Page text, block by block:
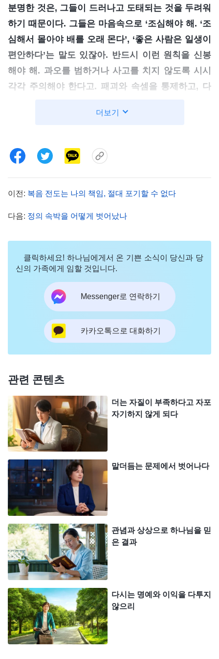
분명한 것은, 그들이 드러나고 도태되는 것을 두려워
하기 때문이다. 그들은 마음속으로 ‘조심해야 해. ‘조
심해서 몰아야 배를 오래 몬다’, ‘좋은 사람은 일생이
편안하다’는 말도 있잖아. 반드시 이런 원칙을 신봉
해야 해. 과오를 범하거나 사고를 치지 않도록 시시
각각 주의해야 한다고. 패괴와 속셈을 통제하고, 다
지 버티기만 하면 복을 받고 재난을 피할 수 있을 거
각한다. 그는 마음속으로 늘 이렇게 스스로를 채찍질
하고 고무시키고 힘을 북돋운다. 그들은 일을 그르치
면 훗날 복받을 확률이 크게 떨어질 거라고 생각한
다. 이것이 그들 마음속 깊은 곳의 계산이고 생각 아
니겠느냐? 적그리스도의 이런 생각과 계산이 옳은지
책망 훈계 앞에서 마음속으로 가장 걱정하는 것은 무
엇이겠느냐?(앞날과 운명을 가장 걱정할 것입니다.)
그는 책망 훈계와 앞날, 운명을 연관시키는데, 이는
그의 사악한 본성과 관계가 있다.
(＜말씀ㆍ4권 적
그리스도를 폭로하다ㆍ제9조(8)＞ 중에서)
이 말씀은 바
로 내 내적 상태를 얘기하고 있었다. 다른 사람이 책
망과 훈계를 받을 때 나는 그것이 하나님에게서 비롯
된 것으로 받아들이지 않았다. 왜 책망과 훈계가 임
사람의 실패로부터 교훈을 얻을지, 앞으로 어떻게 그
런 오류를 피하고 원칙대로 일을 처리해야 하는지는
구하지 않고 은연중에 책망과 훈계를 앞날, 운명과
깊이 관련지어 책망과 훈계가 심할수록 복받을 희망
은 작아진다고 생각했다. 속으로 더욱 경계하고 조심
하면서 되도록 실수를 하지 않고 책망과 훈계를 받지
않아야 복받을 희망이 있다고 생각했던 것이다. 책망
과 훈계를 잘못 이해했기 때문에, 또 복을 바라는 마
음이 너무 강했기 때문에 나는 내 앞날과 운명에 관
계된 일이라면 특히나 민감했고, 무슨 일을 하든 잔
뜩 몸을 사리고, 자칫하다가 책망과 훈계를 받고 좋
은 미래와 종착지를 잃어버릴까 노심초사했다. 이런
내가 너무나 간사했다! 사실 생각해 보면, 리더는 우
리에게 원칙도 숱하게 교제해 주고 직접 지도도 해
주었다. 하지만 우리는 새겨듣지 않았다가 나중에는
여전히 자기 뜻대로 일을 처리해서 사역을 교란하고
말았다. 이런 상황에서 책망받는 건 너무나 당연한
더보기
이전: 복음 전도는 나의 책임, 절대 포기할 수 없다
다음: 정의 속박을 어떻게 벗어났나
클릭하세요! 하나님에게서 온 기쁜 소식이 당신과 당
신의 가족에게 임할 것입니다.
Messenger로 연락하기
카카오톡으로 대화하기
관련 콘텐츠
더는 자질이 부족하다고 자포
자기하지 않게 되다
말더듬는 문제에서 벗어나다
관념과 상상으로 하나님을 믿
은 결과
다시는 명예와 이익을 다투지
않으리